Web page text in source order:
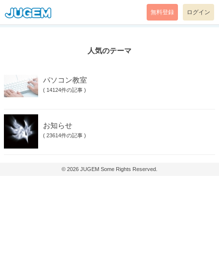
無料登録 ログイン
人気のテーマ
パソコン教室
( 14124件の記事 )
お知らせ
( 23614件の記事 )
© 2026 JUGEM Some Rights Reserved.